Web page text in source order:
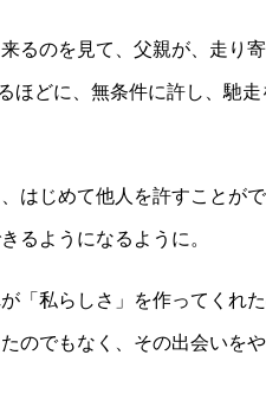
るのを見て、父親が、走り
ほどに、無条件に許し、馳
はじめて他人を許すことが
るようになるように。
「私らしさ」を作ってくれ
のでもなく、その出会いを